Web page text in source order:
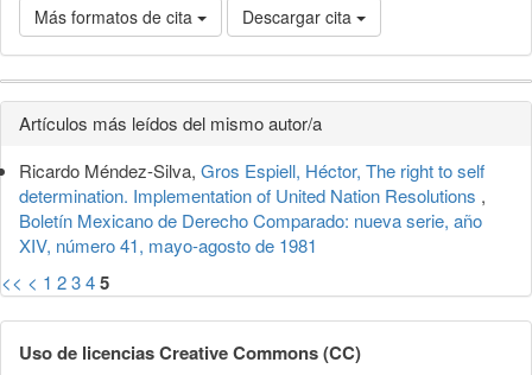
Más formatos de cita Descargar cita
Detalles
del
artículo
Artículos más leídos del mismo autor/a
Ricardo Méndez-Silva, Gros Espiell, Héctor, The right to self
determination. Implementation of United Nation Resolutions ,
Boletín Mexicano de Derecho Comparado: nueva serie, año
XIV, número 41, mayo-agosto de 1981
<< < 1 2345
Uso de licencias Creative Commons (CC)